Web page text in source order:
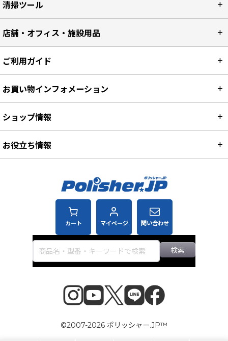
清掃ツール
店舗・オフィス・施設用品
カート マイページ 問い合わせ
検索
ご利用ガイド
お買い物インフォメーション
ショップ情報
お役立ち情報
©2007-2026 ポリッシャー.JP™